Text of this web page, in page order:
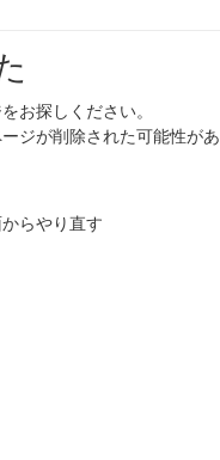
お探しください。
ジが削除された可能性があ
らやり直す